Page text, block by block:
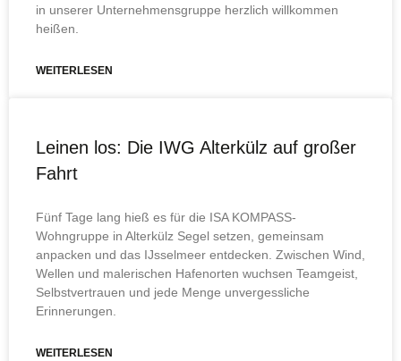
in unserer Unternehmens­gruppe herzlich willkommen
heißen.
WEITERLESEN
Leinen los: Die IWG Alterkülz auf großer
Fahrt
Fünf Tage lang hieß es für die ISA KOMPASS-
Wohngruppe in Alterkülz Segel setzen, gemeinsam
anpacken und das IJsselmeer entdecken. Zwischen Wind,
Wellen und malerischen Hafenorten wuchsen Teamgeist,
Selbstvertrauen und jede Menge unvergessliche
Erinnerungen.
WEITERLESEN